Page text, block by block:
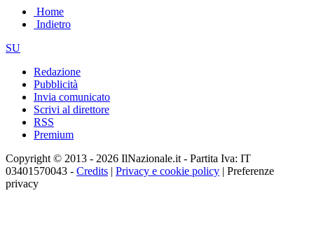
Home
Indietro
SU
Redazione
Pubblicità
Invia comunicato
Scrivi al direttore
RSS
Premium
Copyright © 2013 - 2026 IlNazionale.it - Partita Iva: IT
03401570043 - Credits | Privacy e cookie policy | Preferenze
privacy